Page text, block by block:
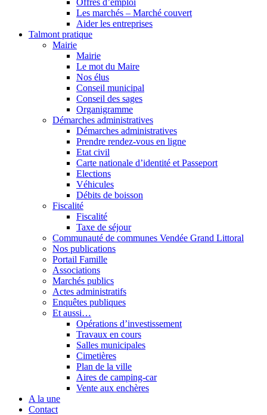
Offres d’emploi
Les marchés – Marché couvert
Aider les entreprises
Talmont pratique
Mairie
Mairie
Le mot du Maire
Nos élus
Conseil municipal
Conseil des sages
Organigramme
Démarches administratives
Démarches administratives
Prendre rendez-vous en ligne
Etat civil
Carte nationale d’identité et Passeport
Elections
Véhicules
Débits de boisson
Fiscalité
Fiscalité
Taxe de séjour
Communauté de communes Vendée Grand Littoral
Nos publications
Portail Famille
Associations
Marchés publics
Actes administratifs
Enquêtes publiques
Et aussi…
Opérations d’investissement
Travaux en cours
Salles municipales
Cimetières
Plan de la ville
Aires de camping-car
Vente aux enchères
A la une
Contact